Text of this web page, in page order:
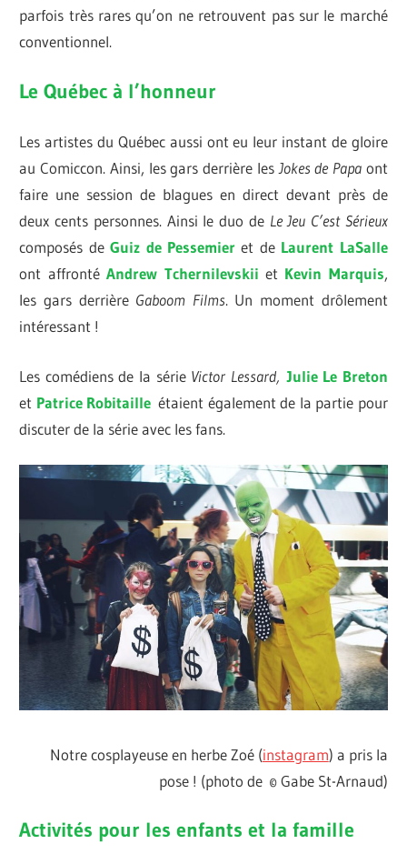
parfois très rares qu’on ne retrouvent pas sur le marché
conventionnel.
Le Québec à l’honneur
Les artistes du Québec aussi ont eu leur instant de gloire
au Comiccon. Ainsi, les gars derrière les Jokes de Papa ont
faire une session de blagues en direct devant près de
deux cents personnes. Ainsi le duo de Le Jeu C’est Sérieux
composés deGuiz de Pessemier et de Laurent LaSalle
ont affrontéAndrew Tchernilevskii et Kevin Marquis,
les gars derrière Gaboom Films. Un moment drôlement
intéressant !
Les comédiens de la série Victor Lessard,Julie Le Breton
et Patrice Robitaille étaient également de la partie pour
discuter de la série avec les fans.
Notre cosplayeuse en herbe Zoé (instagram) a pris la
pose ! (photo de © Gabe St-Arnaud)
Activités pour les enfants et la famille